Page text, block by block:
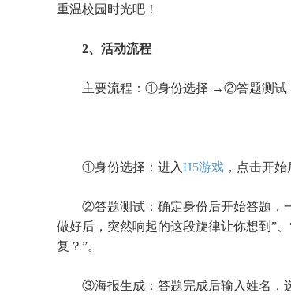
重温校园时光吧！
2、活动流程
主要流程： ①身份选择 →②答题测
①身份选择：进入H5游戏 ，点击开
②答题测试：确定身份后开始答题，
做好后，突然响起的这段旋律让你想到”
复？”。
③海报生成：答题完成后输入姓名，